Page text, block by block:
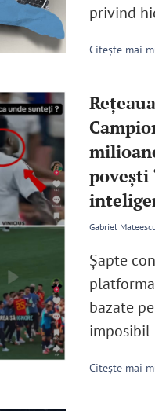
privind
Citește mai
povești
Gabriel
Șapte
bazate
imposibil
Citește mai